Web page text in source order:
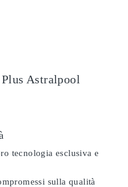
Astralpool
tecnologia esclusiva e
sulla qualità